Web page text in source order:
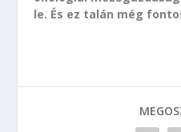
le. És ez talán még